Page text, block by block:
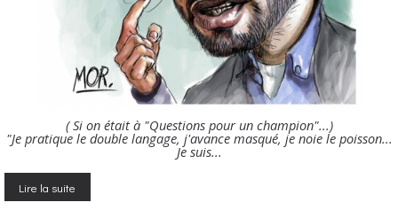
( Si on était à "Questions pour un champion"...)
"Je pratique le double langage, j'avance masqué, je noie le poisson...
Je suis...
Lire la suite